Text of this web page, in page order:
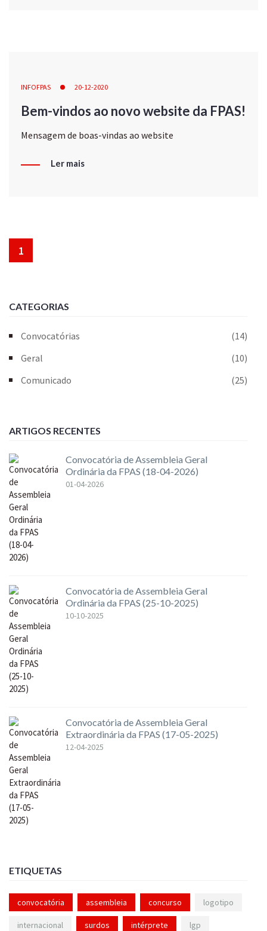
INFOFPAS 20-12-2020
Bem-vindos ao novo website da FPAS!
Mensagem de boas-vindas ao website
Ler mais
1
CATEGORIAS
Convocatórias
(14)
Geral
(10)
Comunicado
(25)
ARTIGOS RECENTES
Convocatória de Assembleia Geral
Ordinária da FPAS (18-04-2026)
01-04-2026
Convocatória de Assembleia Geral
Ordinária da FPAS (25-10-2025)
10-10-2025
Convocatória de Assembleia Geral
Extraordinária da FPAS (17-05-2025)
12-04-2025
ETIQUETAS
convocatória assembleia concurso logotipo
internacional surdos intérprete lgp